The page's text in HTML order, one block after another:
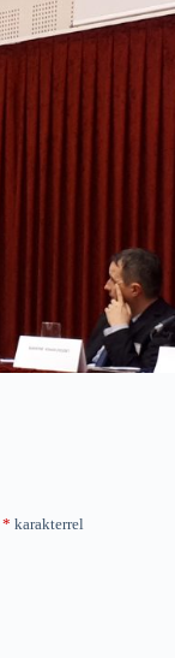
* karakterrel